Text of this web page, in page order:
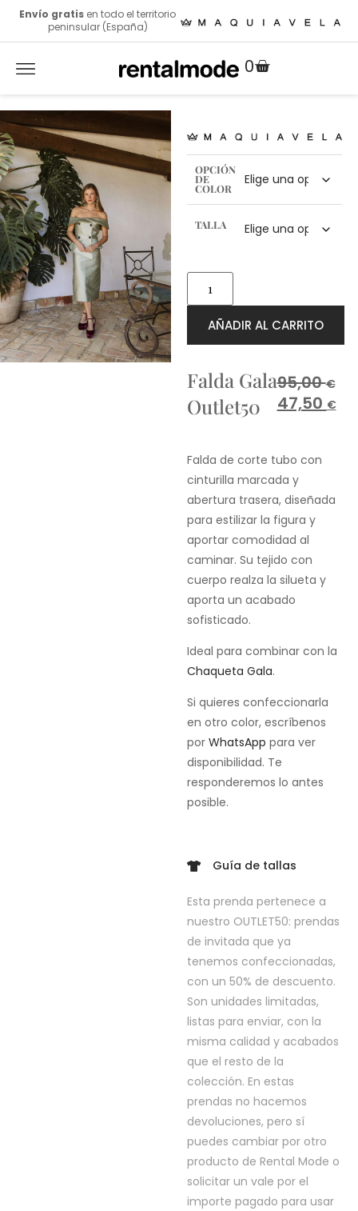
Envío gratis en todo el territorio
peninsular (España)
0
OPCIÓN
DE
COLOR
TALLA
AÑADIR AL CARRITO
Falda Gala
Outlet50
95,00€
47,50 €
Falda de corte tubo con
cinturilla marcada y
abertura trasera, diseñada
para estilizar la figura y
aportar comodidad al
caminar. Su tejido con
cuerpo realza la silueta y
aporta un acabado
sofisticado.
Ideal para combinar con la
Chaqueta Gala.
Si quieres confeccionarla
en otro color, escríbenos
por WhatsApp para ver
disponibilidad. Te
responderemos lo antes
posible.
Guía de tallas
Esta prenda pertenece a
nuestro OUTLET50: prendas
de invitada que ya
tenemos confeccionadas,
con un 50% de descuento.
Son unidades limitadas,
listas para enviar, con la
misma calidad y acabados
que el resto de la
colección. En estas
prendas no hacemos
devoluciones, pero sí
puedes cambiar por otro
producto de Rental Mode o
solicitar un vale por el
importe pagado para usar